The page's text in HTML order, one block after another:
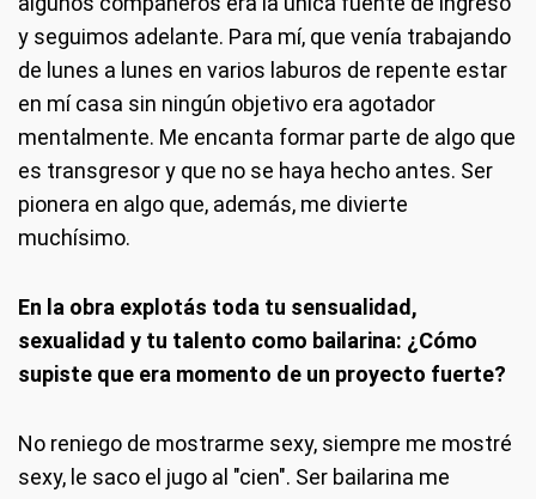
y seguimos adelante. Para mí, que venía trabajando
de lunes a lunes en varios laburos de repente estar
en mí casa sin ningún objetivo era agotador
mentalmente. Me encanta formar parte de algo que
es transgresor y que no se haya hecho antes. Ser
pionera en algo que, además, me divierte
muchísimo.
En la obra explotás toda tu sensualidad,
sexualidad y tu talento como bailarina: ¿Cómo
supiste que era momento de un proyecto fuerte?
No reniego de mostrarme sexy, siempre me mostré
sexy, le saco el jugo al "cien". Ser bailarina me